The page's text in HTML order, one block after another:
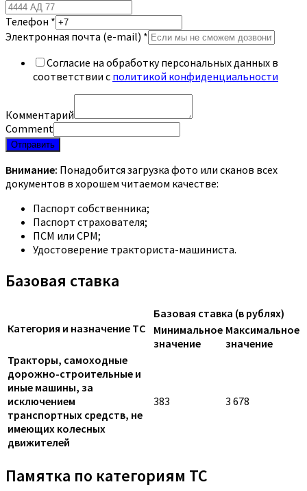
Телефон *
Электронная почта (e-mail) *
Согласие на обработку персональных данных в
соответствии с политикой конфиденциальности
Комментарий
Comment
Отправить
Внимание: Понадобится загрузка фото или сканов всех
документов в хорошем читаемом качестве:
Паспорт собственника;
Паспорт страхователя;
ПСМ или СРМ;
Удостоверение тракториста-машиниста.
Базовая ставка
Категория и назначение ТС
Базовая ставка (в рублях)
Минимальное
значение
Максимальное
значение
Тракторы, самоходные
дорожно-строительные и
иные машины, за
исключением
транспортных средств, не
имеющих колесных
движителей
383 3 678
Памятка по категориям ТС